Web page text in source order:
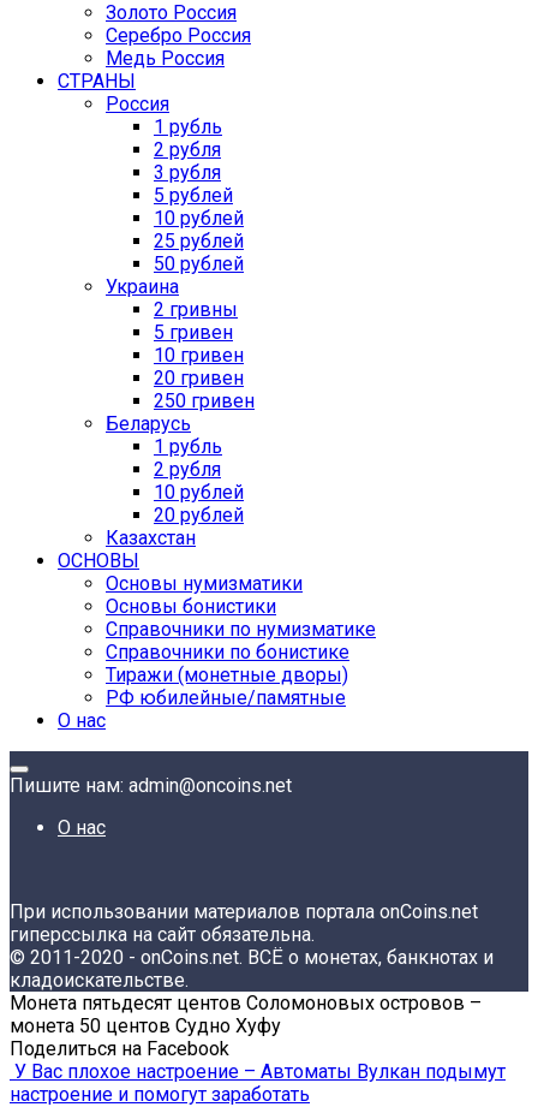
Золото Россия
Серебро Россия
Медь Россия
СТРАНЫ
Россия
1 рубль
2 рубля
3 рубля
5 рублей
10 рублей
25 рублей
50 рублей
Украина
2 гривны
5 гривен
10 гривен
20 гривен
250 гривен
Беларусь
1 рубль
2 рубля
10 рублей
20 рублей
Казахстан
ОСНОВЫ
Основы нумизматики
Основы бонистики
Справочники по нумизматике
Справочники по бонистике
Тиражи (монетные дворы)
РФ юбилейные/памятные
О нас
Пишите нам: admin@oncoins.net
О нас
При использовании материалов портала onCoins.net
гиперссылка на сайт обязательна.
© 2011-2020 - onCoins.net. ВСЁ о монетах, банкнотах и
кладоискательстве.
Монета пятьдесят центов Соломоновых островов –
монета 50 центов Судно Хуфу
Поделиться на Facebook
У Вас плохое настроение – Автоматы Вулкан подымут
настроение и помогут заработать